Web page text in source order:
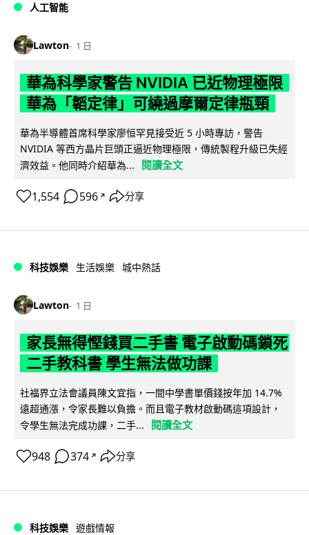
人工智能
Lawton 1 日
華為科學家警告 NVIDIA 已近物理極限
華為「韜定律」可繞過摩爾定律瓶頸
華為半導體首席科學家廖恒罕見接受近 5 小時專訪，警告
NVIDIA 等西方晶片巨頭正逼近物理極限，傳統製程升級已失經
濟效益。他同時介紹華為...
閱讀全文
1,554 596 ↗ 分享
科技娛樂 生活娛樂 城中熱話
Lawton 1 日
家長無得慳錢買二手書 電子啟動碼鎖死
二手教科書 學生無法做功課
社福界立法會議員陳文宜指，一間中學書單價錢按年加 14.7%
遠超通漲，令家長難以負擔。而且電子教材啟動碼這項設計，
令學生無法完成功課，二手...
閱讀全文
948 374 ↗ 分享
科技娛樂 遊戲情報